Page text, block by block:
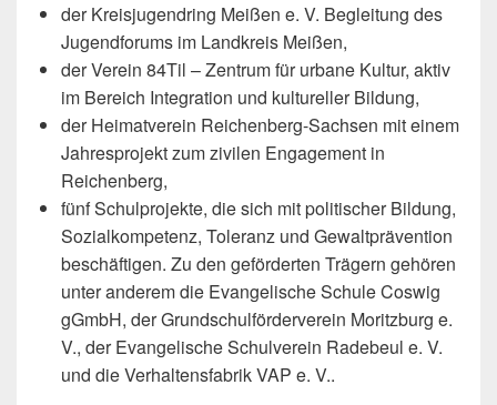
der Kreisjugendring Meißen e. V. Begleitung des
Jugendforums im Landkreis Meißen,
der Verein 84Til – Zentrum für urbane Kultur, aktiv
im Bereich Integration und kultureller Bildung,
der Heimatverein Reichenberg-Sachsen mit einem
Jahresprojekt zum zivilen Engagement in
Reichenberg,
fünf Schulprojekte, die sich mit politischer Bildung,
Sozialkompetenz, Toleranz und Gewaltprävention
beschäftigen. Zu den geförderten Trägern gehören
unter anderem die Evangelische Schule Coswig
gGmbH, der Grundschulförderverein Moritzburg e.
V., der Evangelische Schulverein Radebeul e. V.
und die Verhaltensfabrik VAP e. V..